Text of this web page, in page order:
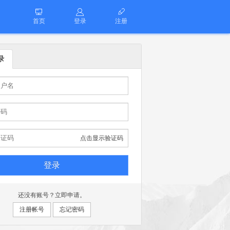
首页 登录 注册
点击显示验证码
还没有账号？立即申请。